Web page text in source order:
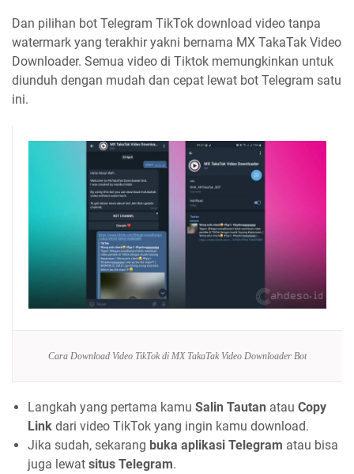
Dan pilihan bot Telegram TikTok download video tanpa
watermark yang terakhir yakni bernama MX TakaTak Video
Downloader. Semua video di Tiktok memungkinkan untuk
diunduh dengan mudah dan cepat lewat bot Telegram satu
ini.
Cara Download Video TikTok di MX TakaTak Video Downloader Bot
Langkah yang pertama kamu Salin Tautan atau Copy
Link dari video TikTok yang ingin kamu download.
Jika sudah, sekarang buka aplikasi Telegram atau bisa
juga lewat situs Telegram.